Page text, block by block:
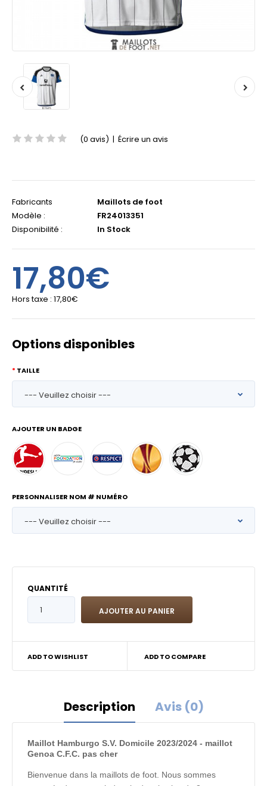
(0 avis) | Écrire un avis
Fabricants
Maillots de foot
Modèle :
FR24013351
Disponibilité :
In Stock
17,80€
Hors taxe : 17,80€
Options disponibles
TAILLE
AJOUTER UN BADGE
PERSONNALISER NOM # NUMÉRO
QUANTITÉ
ADD TO WISHLIST ADD TO COMPARE
Description Avis (0)
Maillot Hamburgo S.V. Domicile 2023/2024 - maillot
Genoa C.F.C. pas cher
Bienvenue dans la maillots de foot. Nous sommes